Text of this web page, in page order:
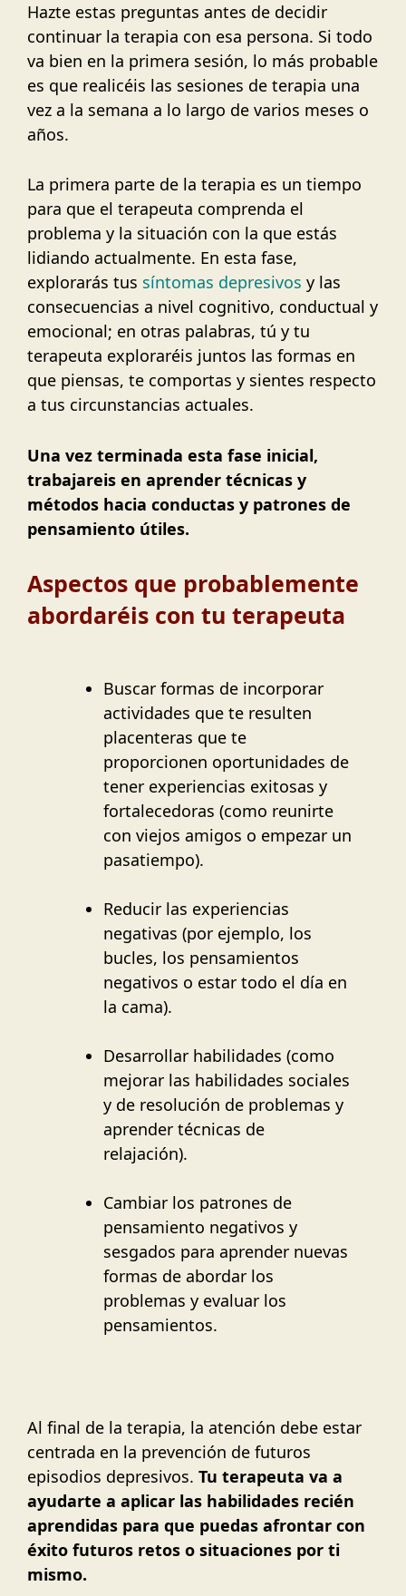
Hazte estas preguntas antes de decidir
continuar la terapia con esa persona. Si todo
va bien en la primera sesión, lo más probable
es que realicéis las sesiones de terapia una
vez a la semana a lo largo de varios meses o
años.
La primera parte de la terapia es un tiempo
para que el terapeuta comprenda el
problema y la situación con la que estás
lidiando actualmente. En esta fase,
explorarás tus síntomas depresivos y las
consecuencias a nivel cognitivo, conductual y
emocional; en otras palabras, tú y tu
terapeuta exploraréis juntos las formas en
que piensas, te comportas y sientes respecto
a tus circunstancias actuales.
Una vez terminada esta fase inicial,
trabajareis en aprender técnicas y
métodos hacia conductas y patrones de
pensamiento útiles.
Aspectos que probablemente
abordaréis con tu terapeuta
Buscar formas de incorporar
actividades que te resulten
placenteras que te
proporcionen oportunidades de
tener experiencias exitosas y
fortalecedoras (como reunirte
con viejos amigos o empezar un
pasatiempo).
Reducir las experiencias
negativas (por ejemplo, los
bucles, los pensamientos
negativos o estar todo el día en
la cama).
Desarrollar habilidades (como
mejorar las habilidades sociales
y de resolución de problemas y
aprender técnicas de
relajación).
Cambiar los patrones de
pensamiento negativos y
sesgados para aprender nuevas
formas de abordar los
problemas y evaluar los
pensamientos.
Al final de la terapia, la atención debe estar
centrada en la prevención de futuros
episodios depresivos. Tu terapeuta va a
ayudarte a aplicar las habilidades recién
aprendidas para que puedas afrontar con
éxito futuros retos o situaciones por ti
mismo.